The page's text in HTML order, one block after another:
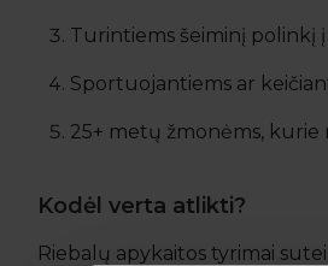
Turintiems šeiminį polinkį
Sportuojantiems ar
25+ metų žmonėms, kurie
Kodėl verta atlikti?
Riebalų apykaitos tyrimai